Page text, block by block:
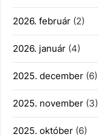
2026. február (2)
2026. január (4)
2025. december (6)
2025. november (3)
2025. október (6)